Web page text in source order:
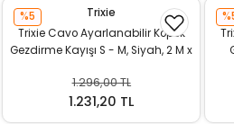
%5
Trixie
Trixie Cavo Ayarlanabilir Köpek
Gezdirme Kayışı S - M, Siyah, 2 M x
1.296,00 TL
1.231,20 TL